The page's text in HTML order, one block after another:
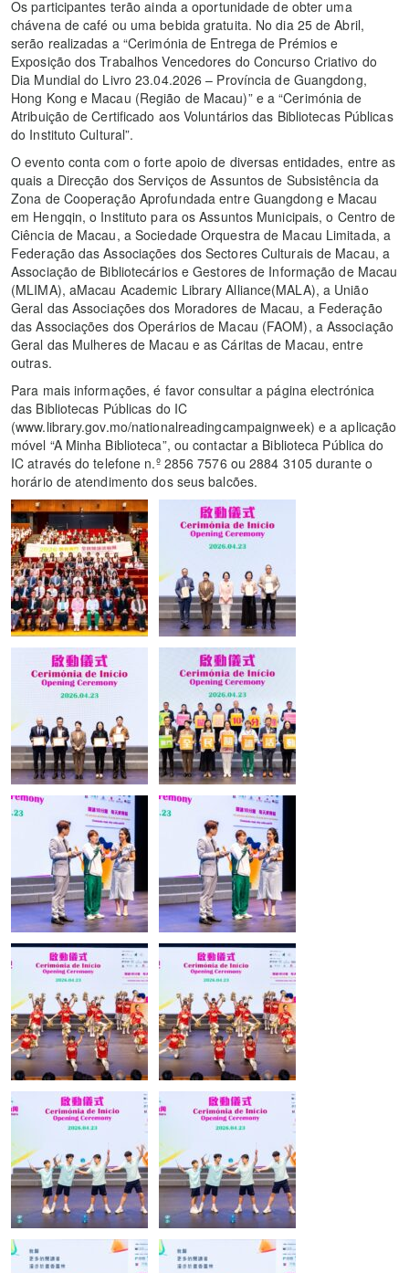
Os participantes terão ainda a oportunidade de obter uma
chávena de café ou uma bebida gratuita. No dia 25 de Abril,
serão realizadas a “Cerimónia de Entrega de Prémios e
Exposição dos Trabalhos Vencedores do Concurso Criativo do
Dia Mundial do Livro 23.04.2026 – Província de Guangdong,
Hong Kong e Macau (Região de Macau)” e a “Cerimónia de
Atribuição de Certificado aos Voluntários das Bibliotecas Públicas
do Instituto Cultural”.
O evento conta com o forte apoio de diversas entidades, entre as
quais a Direcção dos Serviços de Assuntos de Subsistência da
Zona de Cooperação Aprofundada entre Guangdong e Macau
em Hengqin, o Instituto para os Assuntos Municipais, o Centro de
Ciência de Macau, a Sociedade Orquestra de Macau Limitada, a
Federação das Associações dos Sectores Culturais de Macau, a
Associação de Bibliotecários e Gestores de Informação de Macau
(MLIMA), aMacau Academic Library Alliance(MALA), a União
Geral das Associações dos Moradores de Macau, a Federação
das Associações dos Operários de Macau (FAOM), a Associação
Geral das Mulheres de Macau e as Cáritas de Macau, entre
outras.
Para mais informações, é favor consultar a página electrónica
das Bibliotecas Públicas do IC
(www.library.gov.mo/nationalreadingcampaignweek) e a aplicação
móvel “A Minha Biblioteca”, ou contactar a Biblioteca Pública do
IC através do telefone n.º 2856 7576 ou 2884 3105 durante o
horário de atendimento dos seus balcões.